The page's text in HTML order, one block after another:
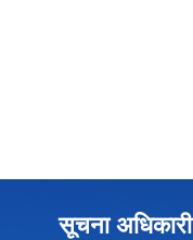
सूचना अधिकारी